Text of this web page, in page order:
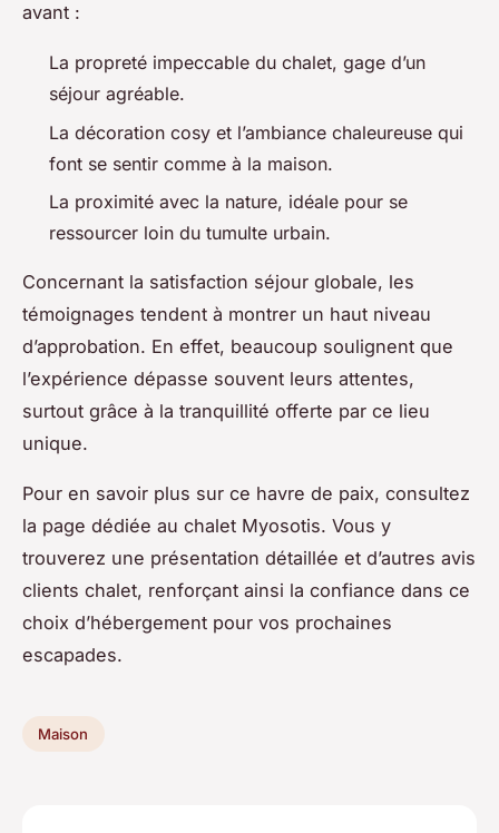
avant :
La propreté impeccable du chalet, gage d’un
séjour agréable.
La décoration cosy et l’ambiance chaleureuse qui
font se sentir comme à la maison.
La proximité avec la nature, idéale pour se
ressourcer loin du tumulte urbain.
Concernant la satisfaction séjour globale, les
témoignages tendent à montrer un haut niveau
d’approbation. En effet, beaucoup soulignent que
l’expérience dépasse souvent leurs attentes,
surtout grâce à la tranquillité offerte par ce lieu
unique.
Pour en savoir plus sur ce havre de paix, consultez
la page dédiée au chalet Myosotis. Vous y
trouverez une présentation détaillée et d’autres avis
clients chalet, renforçant ainsi la confiance dans ce
choix d’hébergement pour vos prochaines
escapades.
Maison